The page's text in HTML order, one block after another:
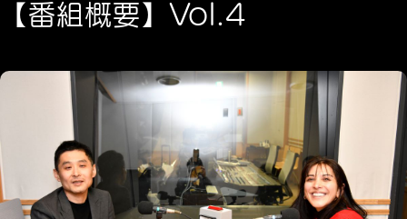
【番組概要】Vol.4